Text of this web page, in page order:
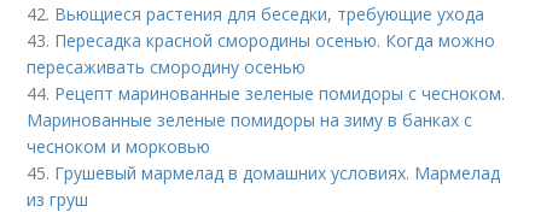
42. Вьющиеся растения для беседки, требующие ухода
43. Пересадка красной смородины осенью. Когда можно
пересаживать смородину осенью
44. Рецепт маринованные зеленые помидоры с чесноком.
Маринованные зеленые помидоры на зиму в банках с
чесноком и морковью
45. Грушевый мармелад в домашних условиях. Мармелад
из груш